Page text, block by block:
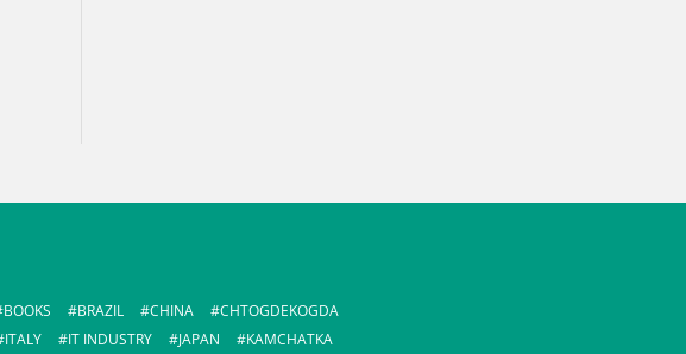
BOOKS BRAZIL CHINA
CHTOGDEKOGDA
ITALY IT INDUSTRY JAPAN
KAMCHATKA